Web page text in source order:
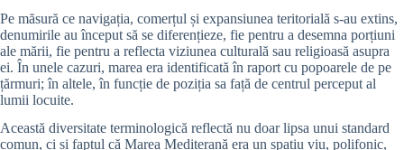
Pe măsură ce navigația, comerțul și expansiunea teritorială s-au extins,
denumirile au început să se diferențieze, fie pentru a desemna porțiuni
ale mării, fie pentru a reflecta viziunea culturală sau religioasă asupra
ei. În unele cazuri, marea era identificată în raport cu popoarele de pe
țărmuri; în altele, în funcție de poziția sa față de centrul perceput al
lumii locuite.
Această diversitate terminologică reflectă nu doar lipsa unui standard
comun, ci și faptul că Marea Mediterană era un spațiu viu, polifonic,